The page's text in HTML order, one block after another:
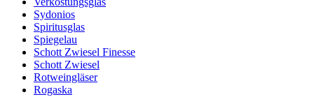
Kapazität (cl)97.5
Sydonios
Spiritusglas
Spiegelau
Schott Zwiesel Finesse
Schott Zwiesel
Rotweingläser
Rogaska